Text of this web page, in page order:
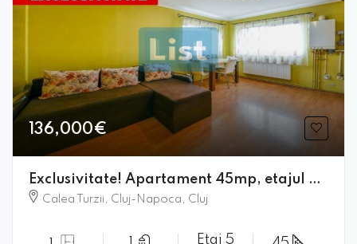
136,000€
Exclusivitate! Apartament 45mp, etajul 5/8,Calea Turzii!
Calea Turzii, Cluj-Napoca, Cluj
Etaj 5